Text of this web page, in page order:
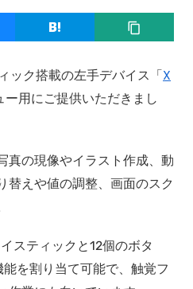
ック搭載の左手デバイス「X
ー用にご提供いただきまし
真の現像やイラスト作成、動
替えや値の調整、画面のスク
スティックと12個のボタ
を割り当て可能で、触覚フ